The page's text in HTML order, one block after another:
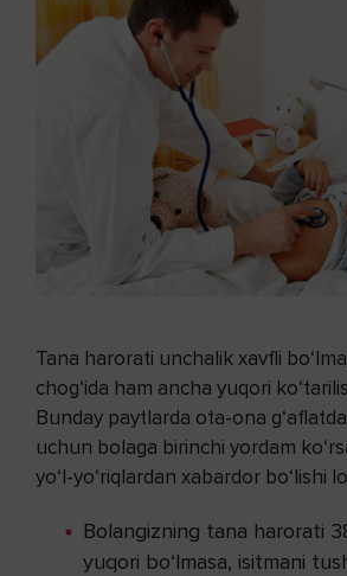
Tana harorati unchalik xavfli
chog‘ida ham ancha yuqori
Bunday paytlarda ota-ona
uchun bolaga birinchi yordam
yo‘l-yo‘riqlardan xabardor bo‘lishi
Bolangizning tana harorati
yuqori bo‘lmasa, isitmani